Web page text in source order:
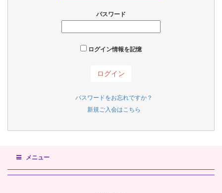
パスワード
ログイン情報を記憶
パスワードをお忘れですか？
新規ご入会はこちら
メニュー